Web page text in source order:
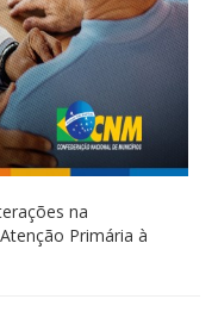
na
Primária à